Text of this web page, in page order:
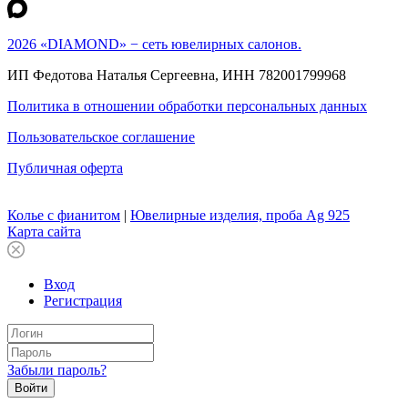
2026 «DIAMOND» − сеть ювелирных салонов.
ИП Федотова Наталья Сергеевна, ИНН 782001799968
Политика в отношении обработки персональных данных
Пользовательское соглашение
Публичная оферта
Колье с фианитом | Ювелирные изделия, проба Ag 925
Карта сайта
Вход
Регистрация
Забыли пароль?
Войти